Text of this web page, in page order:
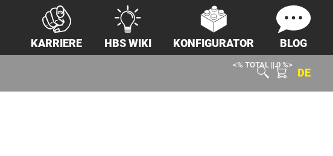
KARRIERE HBS WIKI KONFIGURATOR BLOG
<% TOTAL || 0 %>
DE